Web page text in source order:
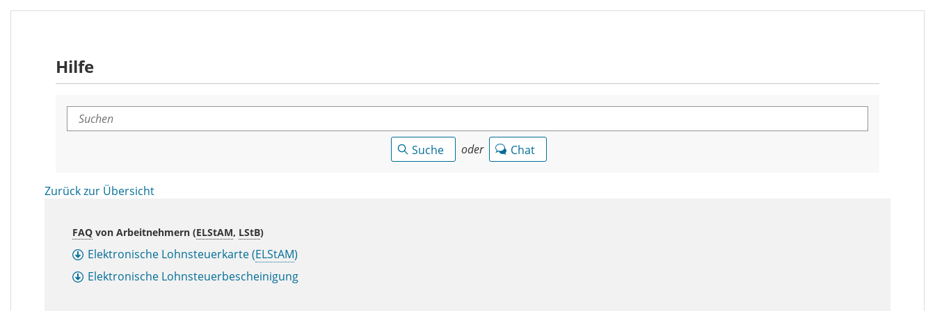
Hilfe
Suchen
Suche oder Chat
Zurück zur Übersicht
FAQvon Arbeitnehmern (ELStAM, LStB)
Elektronische Lohnsteuerkarte (ELStAM)
Elektronische Lohnsteuerbescheinigung